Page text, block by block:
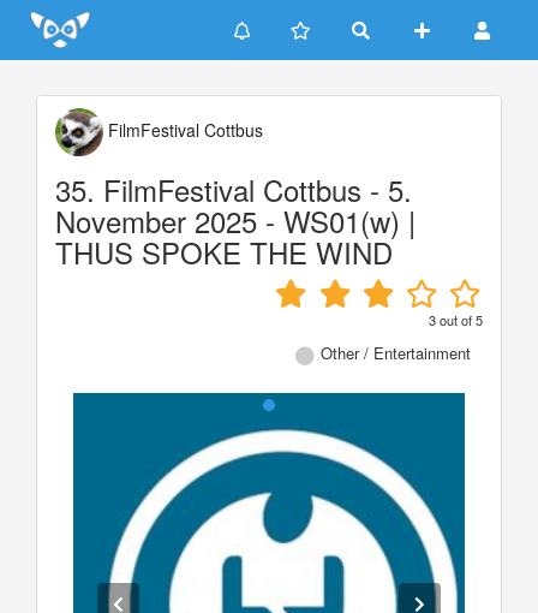
Update cookies preferences
FilmFestival Cottbus
35. FilmFestival Cottbus - 5.
November 2025 - WS01(w) |
THUS SPOKE THE WIND
3out of5
Other / Entertainment